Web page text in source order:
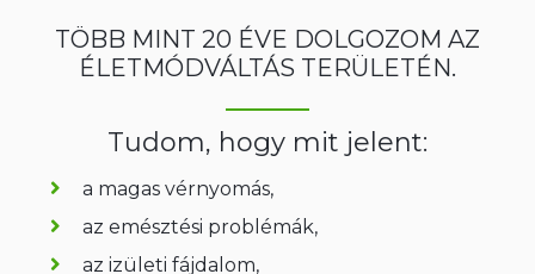
TÖBB MINT 20 ÉVE DOLGOZOM AZ
ÉLETMÓDVÁLTÁS TERÜLETÉN.
Tudom, hogy mit jelent:
a magas vérnyomás,
az emésztési problémák,
az izületi fájdalom,